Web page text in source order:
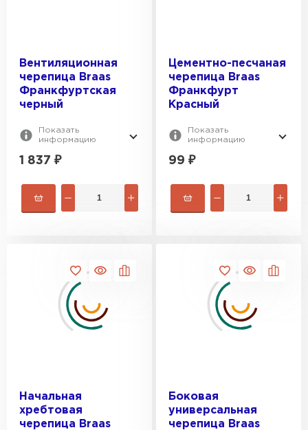
Вентиляционная
черепица Braas
Франкфуртская
черный
Показать
информацию
1 837 ₽
Цементно-песчаная
черепица Braas
Франкфурт
Красный
Показать
информацию
99 ₽
Начальная
хребтовая
черепица Braas
Боковая
универсальная
черепица Braas
Цементно-песчаная черепица